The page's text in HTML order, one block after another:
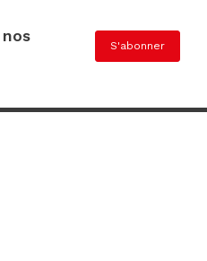
nos
S'abonner